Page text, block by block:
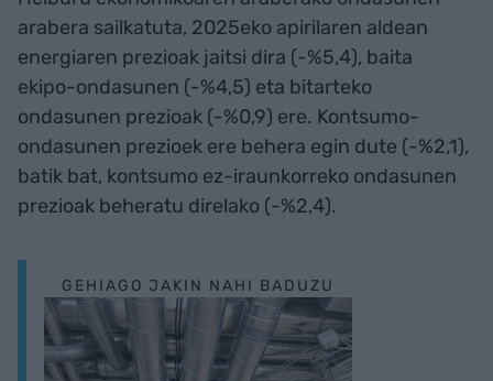
arabera sailkatuta, 2025eko apirilaren aldean
energiaren prezioak jaitsi dira (-%5,4), baita
ekipo-ondasunen (-%4,5) eta bitarteko
ondasunen prezioak (-%0,9) ere. Kontsumo-
ondasunen prezioek ere behera egin dute (-%2,1),
batik bat, kontsumo ez-iraunkorreko ondasunen
prezioak beheratu direlako (-%2,4).
GEHIAGO JAKIN NAHI BADUZU